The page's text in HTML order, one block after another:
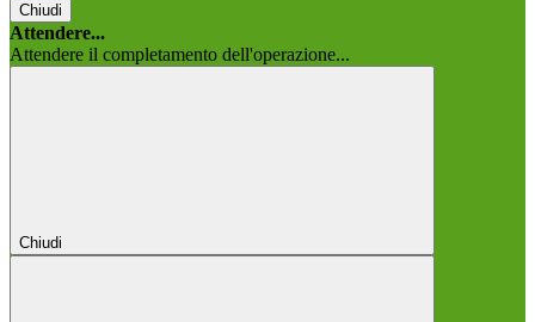
Chiudi
Attendere...
Attendere il completamento dell'operazione...
Chiudi